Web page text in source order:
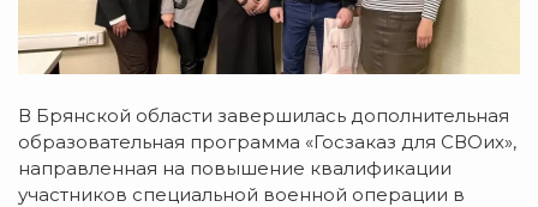
В Брянской области завершилась дополнительная
образовательная программа «Госзаказ для СВОих»,
направленная на повышение квалификации
участников специальной военной операции в